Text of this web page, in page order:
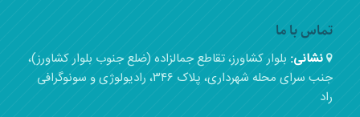
تماس با ما
نشانی: بلوار کشاورز، تقاطع جمالزاده (ضلع جنوب بلوار کشاورز)،
جنب سرای محله شهرداری، پلاک ۳۴۶، رادیولوژی و سونوگرافی
راد